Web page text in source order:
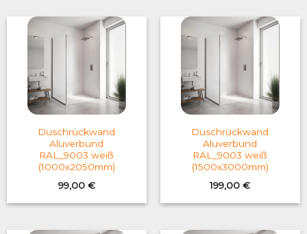
Duschrückwand
Aluverbund
RAL_9003 weiß
(1000x2050mm)
99,00 €
Duschrückwand
Aluverbund
RAL_9003 weiß
(1500x3000mm)
199,00€